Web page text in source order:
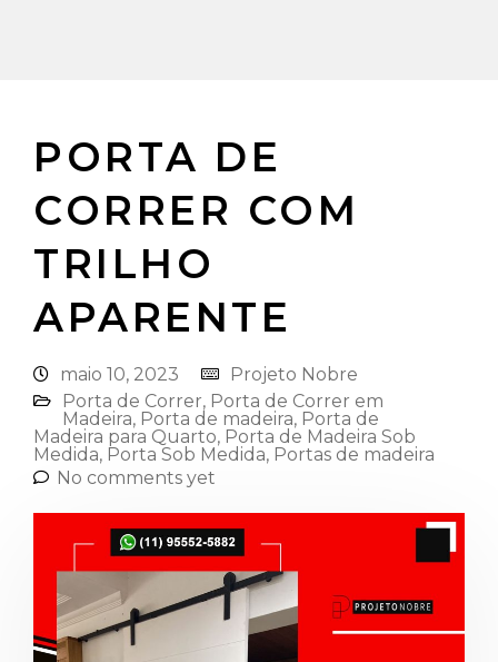
PORTA DE
CORRER COM
TRILHO
APARENTE
maio 10, 2023
Projeto Nobre
Porta de Correr, Porta de Correr em
Madeira, Porta de madeira, Porta de
Madeira para Quarto, Porta de Madeira Sob
Medida, Porta Sob Medida, Portas de madeira
No comments yet